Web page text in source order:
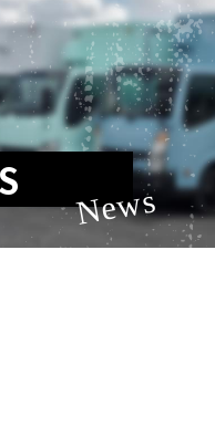
News